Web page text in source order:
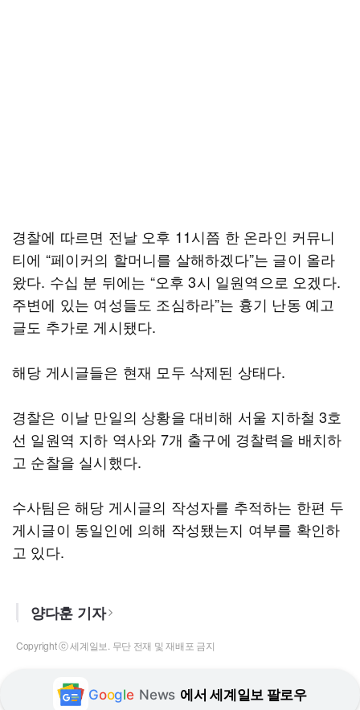
경찰에 따르면 전날 오후 11시쯤 한 온라인 커뮤니
티에 “페이커의 할머니를 살해하겠다”는 글이 올라
왔다. 수십 분 뒤에는 “오후 3시 일원역으로 오겠다.
주변에 있는 여성들도 조심하라”는 흉기 난동 예고
글도 추가로 게시됐다.
해당 게시글들은 현재 모두 삭제된 상태다.
경찰은 이날 만일의 상황을 대비해 서울 지하철 3호
선 일원역 지하 역사와 7개 출구에 경찰력을 배치하
고 순찰을 실시했다.
수사팀은 해당 게시글의 작성자를 추적하는 한편 두
게시글이 동일인에 의해 작성됐는지 여부를 확인하
고 있다.
양다훈 기자
Copyright ⓒ 세계일보. 무단 전재 및 재배포 금지
Google News 에서 세계일보 팔로우